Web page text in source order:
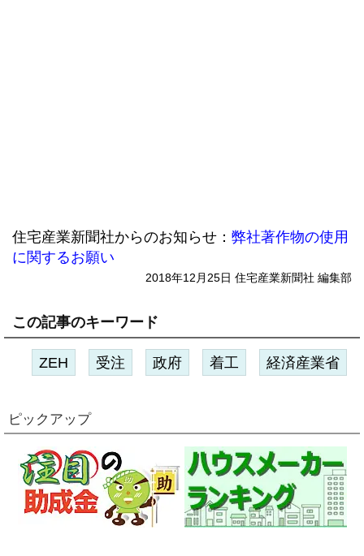
住宅産業新聞社からのお知らせ： 弊社著作物の使用
に関するお願い
2018年12月25日 住宅産業新聞社 編集部
この記事のキーワード
ZEH 受注 政府 着工 経済産業省
ピックアップ